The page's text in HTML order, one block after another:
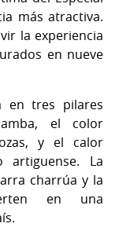
más atractiva.
la experiencia
en nueve
en tres pilares
el color
y el calor
artiguense. La
charrúa y la
en una